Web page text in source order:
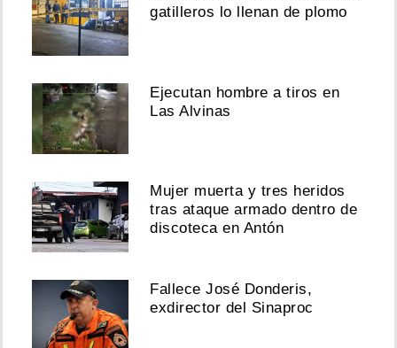
gatilleros lo llenan de plomo
Ejecutan hombre a tiros en
Las Alvinas
Mujer muerta y tres heridos
tras ataque armado dentro de
discoteca en Antón
Fallece José Donderis,
exdirector del Sinaproc